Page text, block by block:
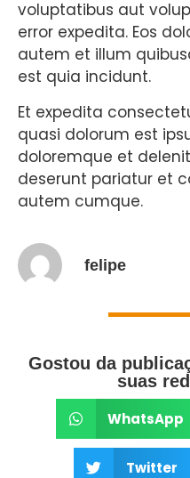
voluptatibus aut
error expedita. Eos
autem et illum
est quia incidunt.
Et expedita
quasi dolorum est
doloremque et
deserunt pariatur et
autem cumque.
felipe
Gostou da
suas
WhatsApp
Twitter